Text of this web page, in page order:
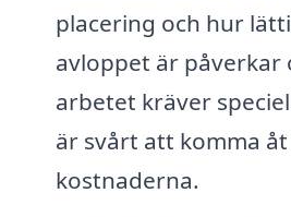
placering och hur
avloppet är påverkar
arbetet kräver
är svårt att komma
kostnaderna.